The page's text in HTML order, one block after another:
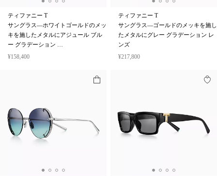
ティファニー T
サングラス—ホワイトゴールドのメッ
キを施したメタルにアジュール ブル
ー グラデーション …
¥158,400
ティファニー T
サングラス—ゴールドのメッキを施し
たメタルにグレー グラデーション レ
ンズ
¥217,800